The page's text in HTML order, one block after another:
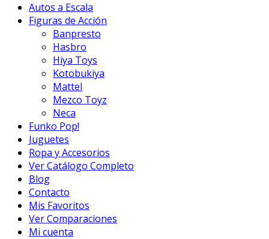
Autos a Escala
Figuras de Acción
Banpresto
Hasbro
Hiya Toys
Kotobukiya
Mattel
Mezco Toyz
Neca
Funko Pop!
Juguetes
Ropa y Accesorios
Ver Catálogo Completo
Blog
Contacto
Mis Favoritos
Ver Comparaciones
Mi cuenta